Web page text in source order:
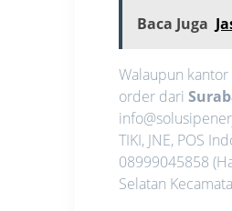
Baca Juga
Walaupun kantor
order dari
TIKI, JNE, POS
08999045858
Selatan